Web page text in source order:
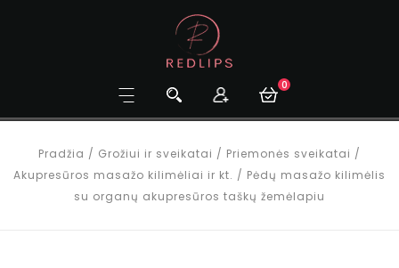
0
Pradžia / Grožiui ir sveikatai / Priemonės sveikatai /
Akupresūros masažo kilimėliai ir kt. / Pėdų masažo kilimėlis
su organų akupresūros taškų žemėlapiu